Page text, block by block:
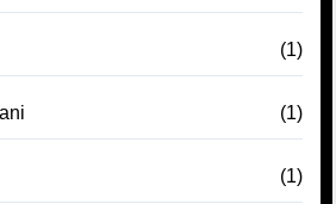
(1)
(1)
(1)